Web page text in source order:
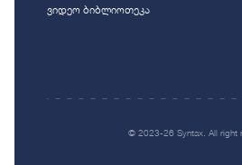
ვიდეო ბიბლიოთეკა
© 2023-26 Syntax. All right